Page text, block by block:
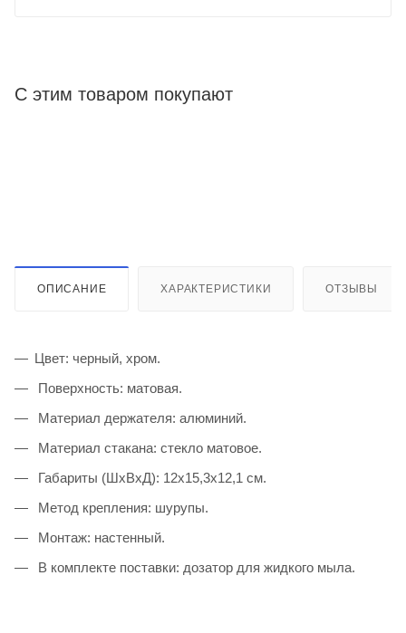
С этим товаром покупают
ОПИСАНИЕ ХАРАКТЕРИСТИКИ ОТЗЫВЫ
Цвет: черный, хром.
Поверхность: матовая.
Материал держателя: алюминий.
Материал стакана: стекло матовое.
Габариты (ШхВхД): 12х15,3х12,1 см.
Метод крепления: шурупы.
Монтаж: настенный.
В комплекте поставки: дозатор для жидкого мыла.